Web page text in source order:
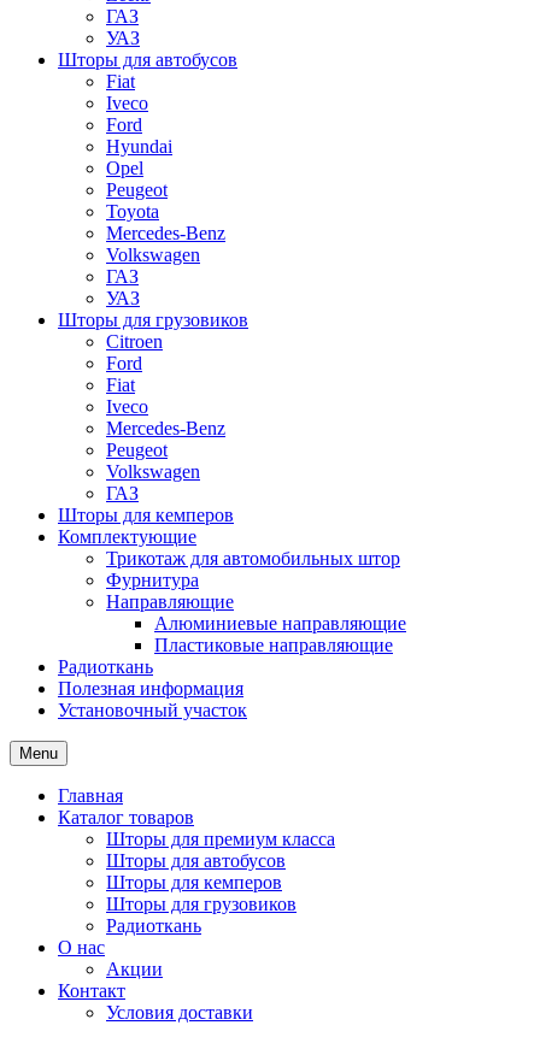
ГАЗ
УАЗ
Шторы для автобусов
Fiat
Iveco
Ford
Hyundai
Opel
Peugeot
Toyota
Mercedes-Benz
Volkswagen
ГАЗ
УАЗ
Шторы для грузовиков
Citroen
Ford
Fiat
Iveco
Mercedes-Benz
Peugeot
Volkswagen
ГАЗ
Шторы для кемперов
Комплектующие
Трикотаж для автомобильных штор
Фурнитура
Направляющие
Алюминиевые направляющие
Пластиковые направляющие
Радиоткань
Полезная информация
Установочный участок
Menu
Главная
Каталог товаров
Шторы для премиум класса
Шторы для автобусов
Шторы для кемперов
Шторы для грузовиков
Радиоткань
О нас
Акции
Контакт
Условия доставки